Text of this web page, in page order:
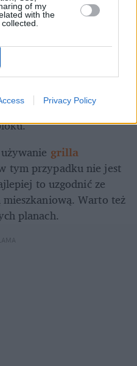
of my
with the
Privacy Policy
własnej działce może
prawa nie jest to
że nie możemy dostać
jest rozpalanie
zapalenie się
obiektów, zatem
Szczegółnie
grilla
tym przypadku nie jest
to uzgodnić ze
Warto też
planach.